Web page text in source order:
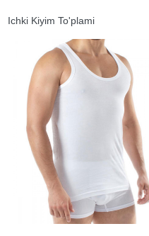
Ichki Kiyim To'plami